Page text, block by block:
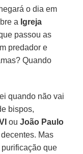
o dia em
a Igreja
passou as
predador e
Quando
quando não vai
bispos,
ouJoão Paulo
Mas
que